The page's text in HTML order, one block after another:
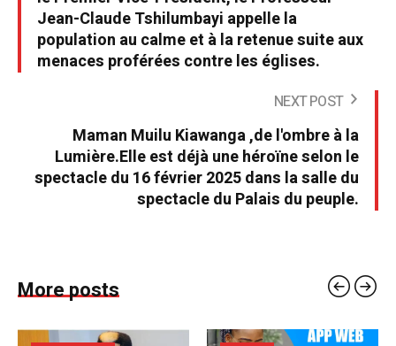
Jean-Claude Tshilumbayi appelle la
population au calme et à la retenue suite aux
menaces proférées contre les églises.
NEXT POST
Maman Muilu Kiawanga ,de l'ombre à la
Lumière.Elle est déjà une héroïne selon le
spectacle du 16 février 2025 dans la salle du
spectacle du Palais du peuple.
More posts